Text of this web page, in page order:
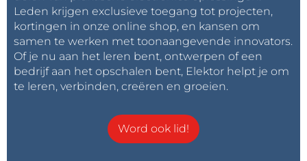
Leden krijgen exclusieve toegang tot projecten,
kortingen in onze online shop, en kansen om
samen te werken met toonaangevende innovators.
Of je nu aan het leren bent, ontwerpen of een
bedrijf aan het opschalen bent, Elektor helpt je om
te leren, verbinden, creëren en groeien.
Word ook lid!